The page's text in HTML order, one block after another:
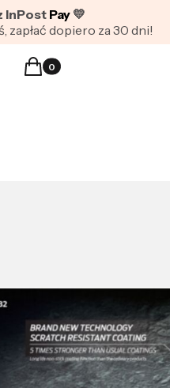
InPostPay 💛
zapłać dopiero za 30 dni!
się
Produkty w koszyku: 0.
Koszyk